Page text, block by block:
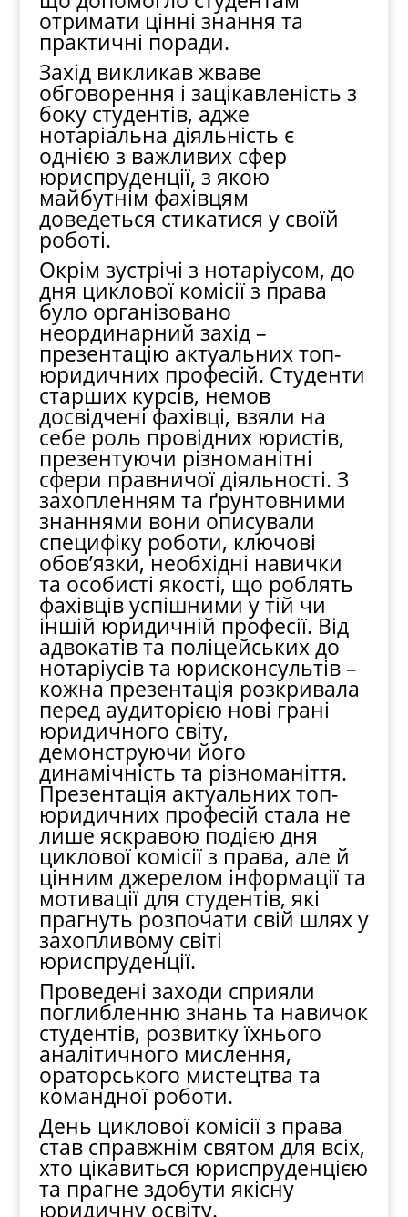
отримати цінні знання та
практичні поради.
Захід викликав жваве
обговорення і зацікавленість з
боку студентів, адже
нотаріальна діяльність є
однією з важливих сфер
юриспруденції, з якою
майбутнім фахівцям
доведеться стикатися у своїй
роботі.
Окрім зустрічі з нотаріусом, до
дня циклової комісії з права
було організовано
неординарний захід –
презентацію актуальних топ-
юридичних професій. Студенти
старших курсів, немов
досвідчені фахівці, взяли на
себе роль провідних юристів,
презентуючи різноманітні
сфери правничої діяльності. З
захопленням та ґрунтовними
знаннями вони описували
специфіку роботи, ключові
обов’язки, необхідні навички
та особисті якості, що роблять
фахівців успішними у тій чи
іншій юридичній професії. Від
адвокатів та поліцейських до
нотаріусів та юрисконсультів –
кожна презентація розкривала
перед аудиторією нові грані
юридичного світу,
демонструючи його
динамічність та різноманіття.
Презентація актуальних топ-
юридичних професій стала не
лише яскравою подією дня
циклової комісії з права, але й
цінним джерелом інформації та
мотивації для студентів, які
прагнуть розпочати свій шлях у
захопливому світі
юриспруденції.
Проведені заходи сприяли
поглибленню знань та навичок
студентів, розвитку їхнього
аналітичного мислення,
ораторського мистецтва та
командної роботи.
День циклової комісії з права
став справжнім святом для всіх,
хто цікавиться юриспруденцією
та прагне здобути якісну
юридичну освіту.